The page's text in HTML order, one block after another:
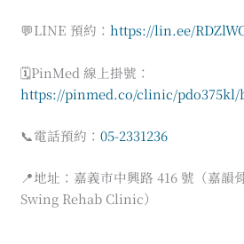
💬LINE 預約： https://lin.ee/
🗓PinMed 線上掛號：
https://pinmed.co/clinic/pdo375kl/
📞電話預約： 05-2331236
📍地址：嘉義市中興路 416 號（嘉韻
Swing Rehab Clinic）